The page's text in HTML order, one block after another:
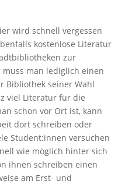
wird schnell vergessen
kostenlose Literatur
zur
man lediglich einen
Bibliothek seiner Wahl
viel Literatur für die
schon vor Ort ist, kann
dort schreiben oder
Student:innen versuchen
wie möglich hinter sich
ihnen schreiben einen
am Erst- und